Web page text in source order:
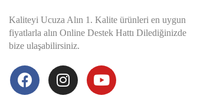
Kaliteyi Ucuza Alın 1. Kalite ürünleri en uygun
fiyatlarla alın Online Destek Hattı Dilediğinizde
bize ulaşabilirsiniz.